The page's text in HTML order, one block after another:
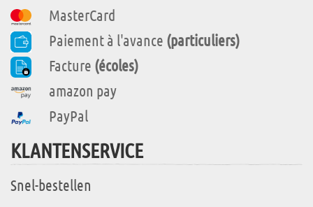
MasterCard
Paiement à l'avance (particuliers)
Facture (écoles)
amazon pay
PayPal
KLANTENSERVICE
Snel-bestellen